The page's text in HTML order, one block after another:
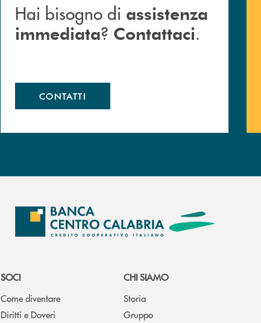
Hai bisogno di assistenza
immediata? Contattaci.
CONTATTI
SOCI
Come diventare
Diritti e Doveri
CHI SIAMO
Storia
Gruppo